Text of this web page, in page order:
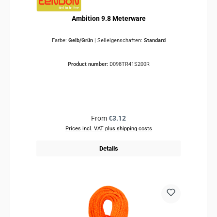
Ambition 9.8 Meterware
Farbe: Gelb/Grün | Seileigenschaften: Standard
Product number: D098TR41S200R
Regular price:
From€3.12
Prices incl. VAT plus shipping costs
Details